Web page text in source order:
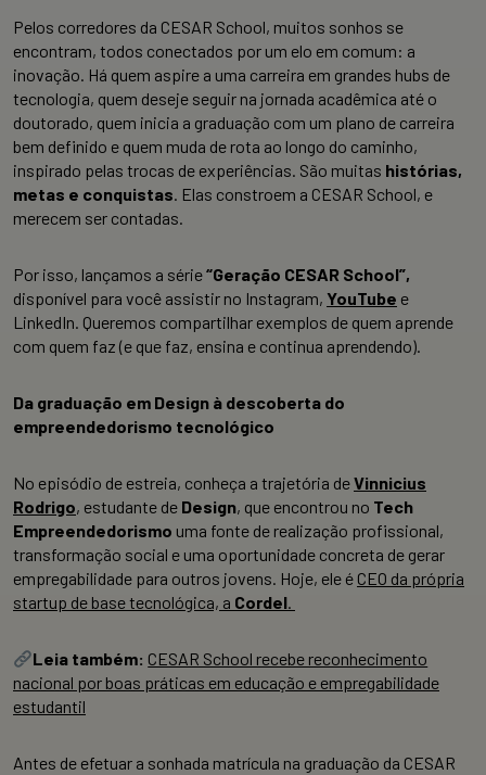
Pelos corredores da CESAR School, muitos sonhos se
encontram, todos conectados por um elo em comum: a
inovação. Há quem aspire a uma carreira em grandes hubs de
tecnologia, quem deseje seguir na jornada acadêmica até o
doutorado, quem inicia a graduação com um plano de carreira
bem definido e quem muda de rota ao longo do caminho,
inspirado pelas trocas de experiências. São muitas histórias,
metas e conquistas. Elas constroem a CESAR School, e
merecem ser contadas.
Por isso, lançamos a série“Geração CESAR School”,
disponível para você assistir no Instagram, YouTube e
LinkedIn. Queremos compartilhar exemplos de quem aprende
com quem faz (e que faz, ensina e continua aprendendo).
Da graduação em Design à descoberta do
empreendedorismo tecnológico
No episódio de estreia, conheça a trajetória deVinnicius
Rodrigo, estudante de Design, que encontrou no Tech
Empreendedorismo uma fonte de realização profissional,
transformação social e uma oportunidade concreta de gerar
empregabilidade para outros jovens. Hoje, ele é CEO da própria
startup de base tecnológica, a Cordel.
Leia também: CESAR School recebe reconhecimento
nacional por boas práticas em educação e empregabilidade
estudantil
Antes de efetuar a sonhada matrícula na graduação da CESAR